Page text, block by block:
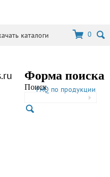
каталоги 0
Форма поиска
ПоискFAQ по продукции